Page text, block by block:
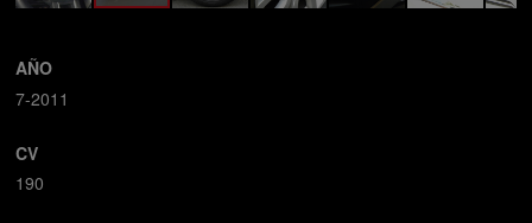
AÑO
7-2011
CV
190